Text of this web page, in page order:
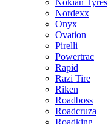
Nokian Tyres
Nordexx
Onyx
Ovation
Pirelli
Powertrac
Rapid
Razi Tire
Riken
Roadboss
Roadcruza
Roadking